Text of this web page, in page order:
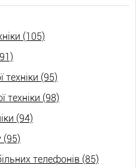
(105)
техніки (95)
техніки (98)
(94)
(95)
телефонів (85)